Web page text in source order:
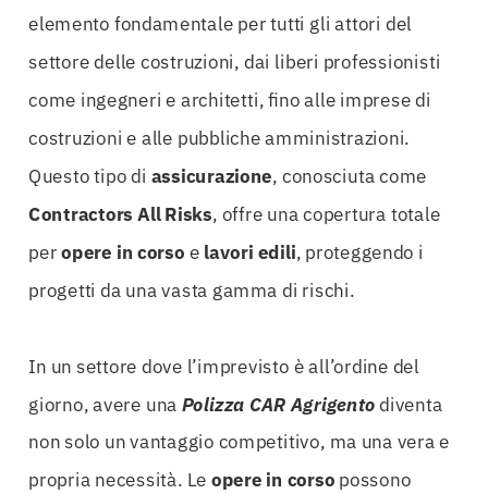
elemento fondamentale per tutti gli attori del
settore delle costruzioni, dai liberi professionisti
come ingegneri e architetti, fino alle imprese di
costruzioni e alle pubbliche amministrazioni.
Questo tipo di assicurazione, conosciuta come
Contractors All Risks, offre una copertura totale
peropere in corso e lavori edili, proteggendo i
progetti da una vasta gamma di rischi.
In un settore dove l’imprevisto è all’ordine del
giorno, avere una Polizza CAR Agrigentodiventa
non solo un vantaggio competitivo, ma una vera e
propria necessità. Le opere in corso possono